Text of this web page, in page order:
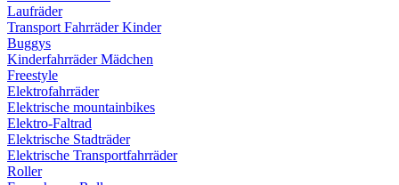
Laufräder
Transport Fahrräder Kinder
Buggys
Kinderfahrräder Mädchen
Freestyle
Elektrofahrräder
Elektrische mountainbikes
Elektro-Faltrad
Elektrische Stadträder
Elektrische Transportfahrräder
Roller